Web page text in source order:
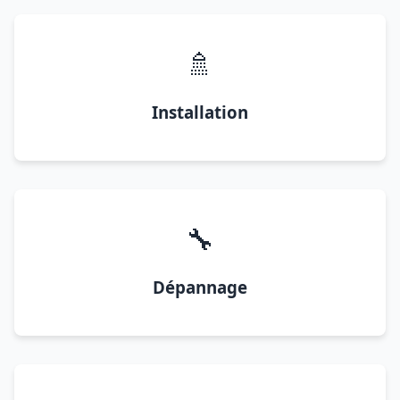
🚿
Installation
🔧
Dépannage